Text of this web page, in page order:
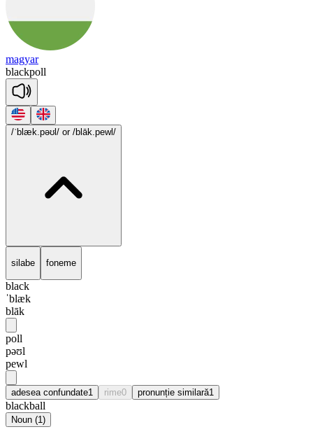
magyar
blackpoll
/ˈblæk.pəʊl/ or /blāk.pewl/
silabe foneme
black
ˈblæk
blāk
poll
pəʊl
pewl
adesea confundate1 rime0 pronunție similară1
blackball
Noun (1)